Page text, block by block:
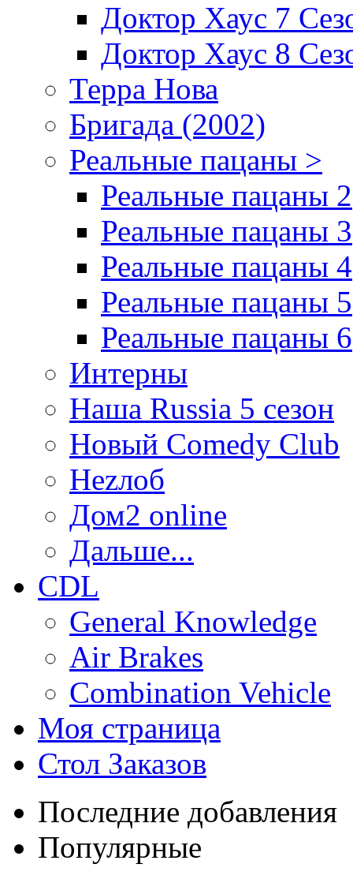
Доктор Хаус 7
Доктор Хаус 8
Терра Нова
Бригада (2002)
Реальные пацаны >
Реальные пацаны 2
Реальные пацаны 3
Реальные пацаны 4
Реальные пацаны 5
Реальные пацаны 6
Интерны
Наша Russia 5 сезон
Новый Comedy Club
Неzлоб
Дом2 online
Дальше...
CDL
General Knowledge
Air Brakes
Combination Vehicle
Моя страница
Стол Заказов
Последние добавления
Популярные